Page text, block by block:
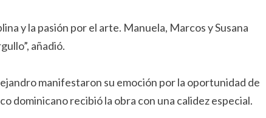
y la pasión por el arte. Manuela, Marcos y Susana
añadió.
manifestaron su emoción por la oportunidad de
dominicano recibió la obra con una calidez especial.